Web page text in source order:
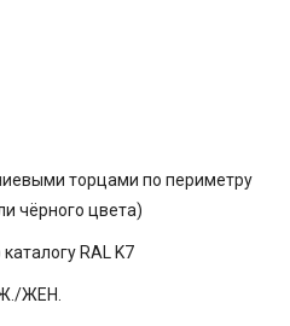
торцами по периметру
чёрного цвета)
RAL K7
ЖЕН.